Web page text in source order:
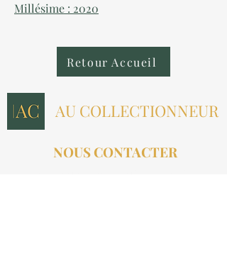
Millésime : 2020
Retour Accueil
AU COLLECTIONNEUR
NOUS CONTACTER